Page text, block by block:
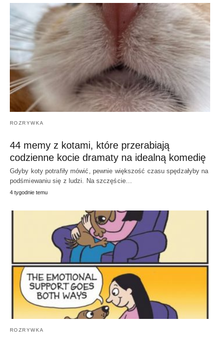
ROZRYWKA
44 memy z kotami, które przerabiają
codzienne kocie dramaty na idealną komedię
Gdyby koty potrafiły mówić, pewnie większość czasu spędzałyby na
podśmiewaniu się z ludzi. Na szczęście…
4 tygodnie temu
ROZRYWKA